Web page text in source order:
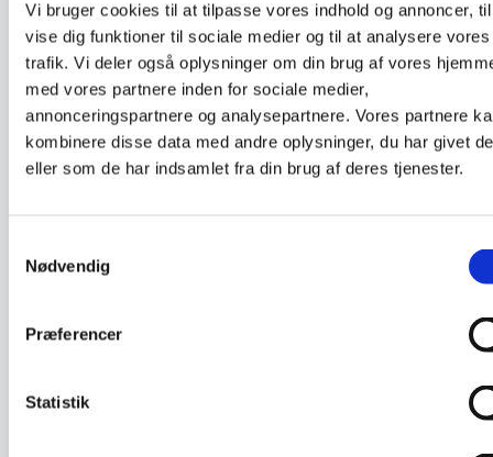
Vi bruger cookies til at tilpasse vores indhold og annoncer,
vise dig funktioner til sociale medier og til at analysere vores
trafik. Vi deler også oplysninger om din brug af vores
med vores partnere inden for sociale medier,
annonceringspartnere og analysepartnere. Vores partnere
kombinere disse data med andre oplysninger, du har givet
eller som de har indsamlet fra din brug af deres tjenester.
Nødvendig
Præferencer
Statistik
indsats - Niveau 2
Godkendt d. 03-05-2021
Du vil opnå udvidede kompetencer inden for den
palliative indsats relateret til din praksis.
Herunder vil du få viden om og kunne anvende
palliative indsats. Du vil få et øget fokus på din
og sektorielle arbejde omkring borgeren og
forskellige samfundsmæssige perspektiver samt